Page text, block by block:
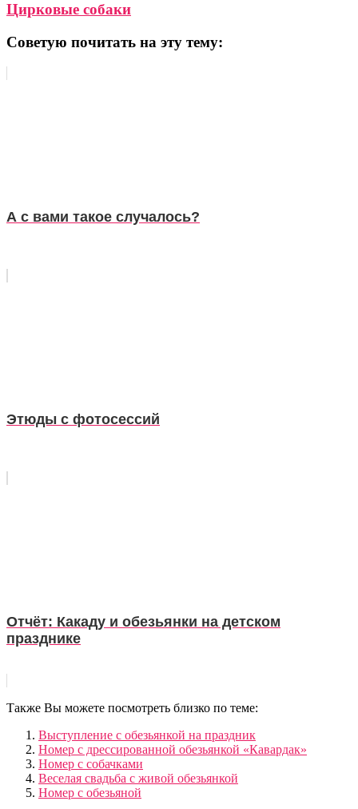
Цирковые собаки
Советую почитать на эту тему:
А с вами такое случалось?
Этюды с фотосессий
Отчёт: Какаду и обезьянки на детском
празднике
Также Вы можете посмотреть близко по теме:
Выступление с обезьянкой на праздник
Номер с дрессированной обезьянкой «Кавардак»
Номер с собачками
Веселая свадьба с живой обезьянкой
Номер с обезьяной